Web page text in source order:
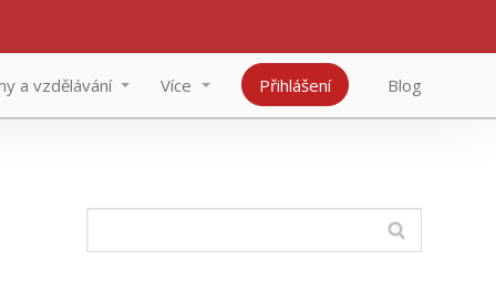
a vzdělávání Více Přihlášení Blog